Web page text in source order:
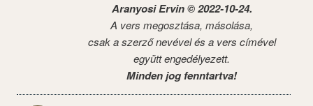
Aranyosi Ervin © 2022-10-24.
A vers megosztása, másolása,
csak a szerző nevével és a vers címével
együtt engedélyezett.
Minden jog fenntartva!